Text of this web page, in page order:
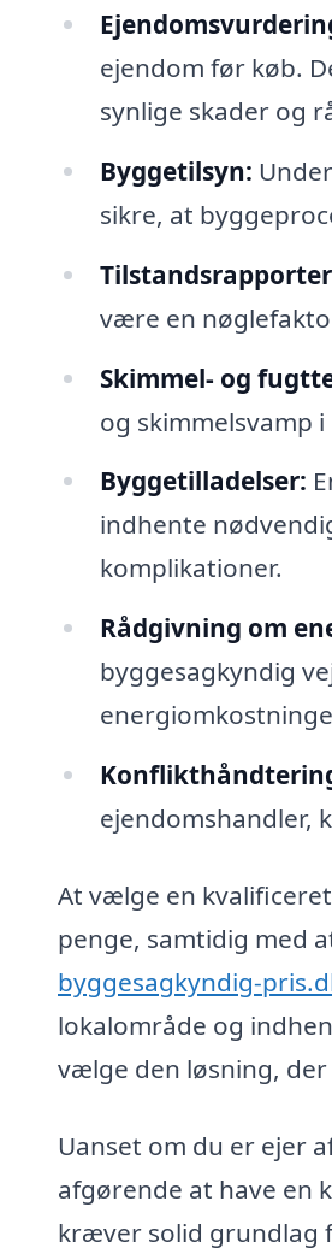
ejendom før køb.
synlige skader og
Byggetilsyn:
sikre, at
være en
Skimmel- og
og skimmelsvamp
Byggetilladelser:
indhente
komplikationer.
Rådgivning om
byggesagkyndig
ejendomshandler,
At vælge en
penge, samtidig med
byggesagkyndig-
lokalområde og
vælge den løsning,
Uanset om du er ejer
afgørende at have en
kræver solid grundlag